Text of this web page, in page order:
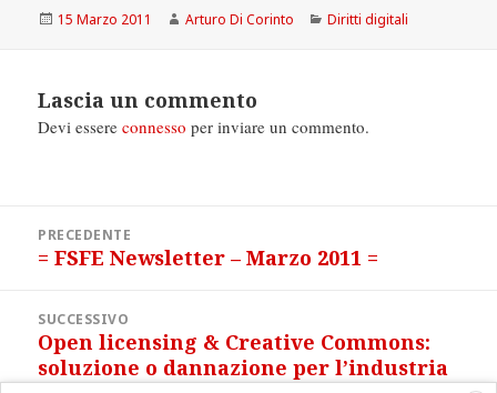
Scritto
15 Marzo 2011 Autore
Arturo Di Corinto Categorie
Diritti digitali
Lascia un commento
Devi essereconnesso per inviare un commento.
articoliPRECEDENTE
Articolo
= FSFE Newsletter – Marzo 2011 =
SUCCESSIVO
Articolo
successivo:
Open licensing & Creative Commons:
soluzione o dannazione per l’industria